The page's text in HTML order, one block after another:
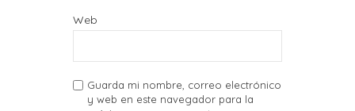
Web
Guarda mi nombre, correo electrónico
y web en este navegador para la